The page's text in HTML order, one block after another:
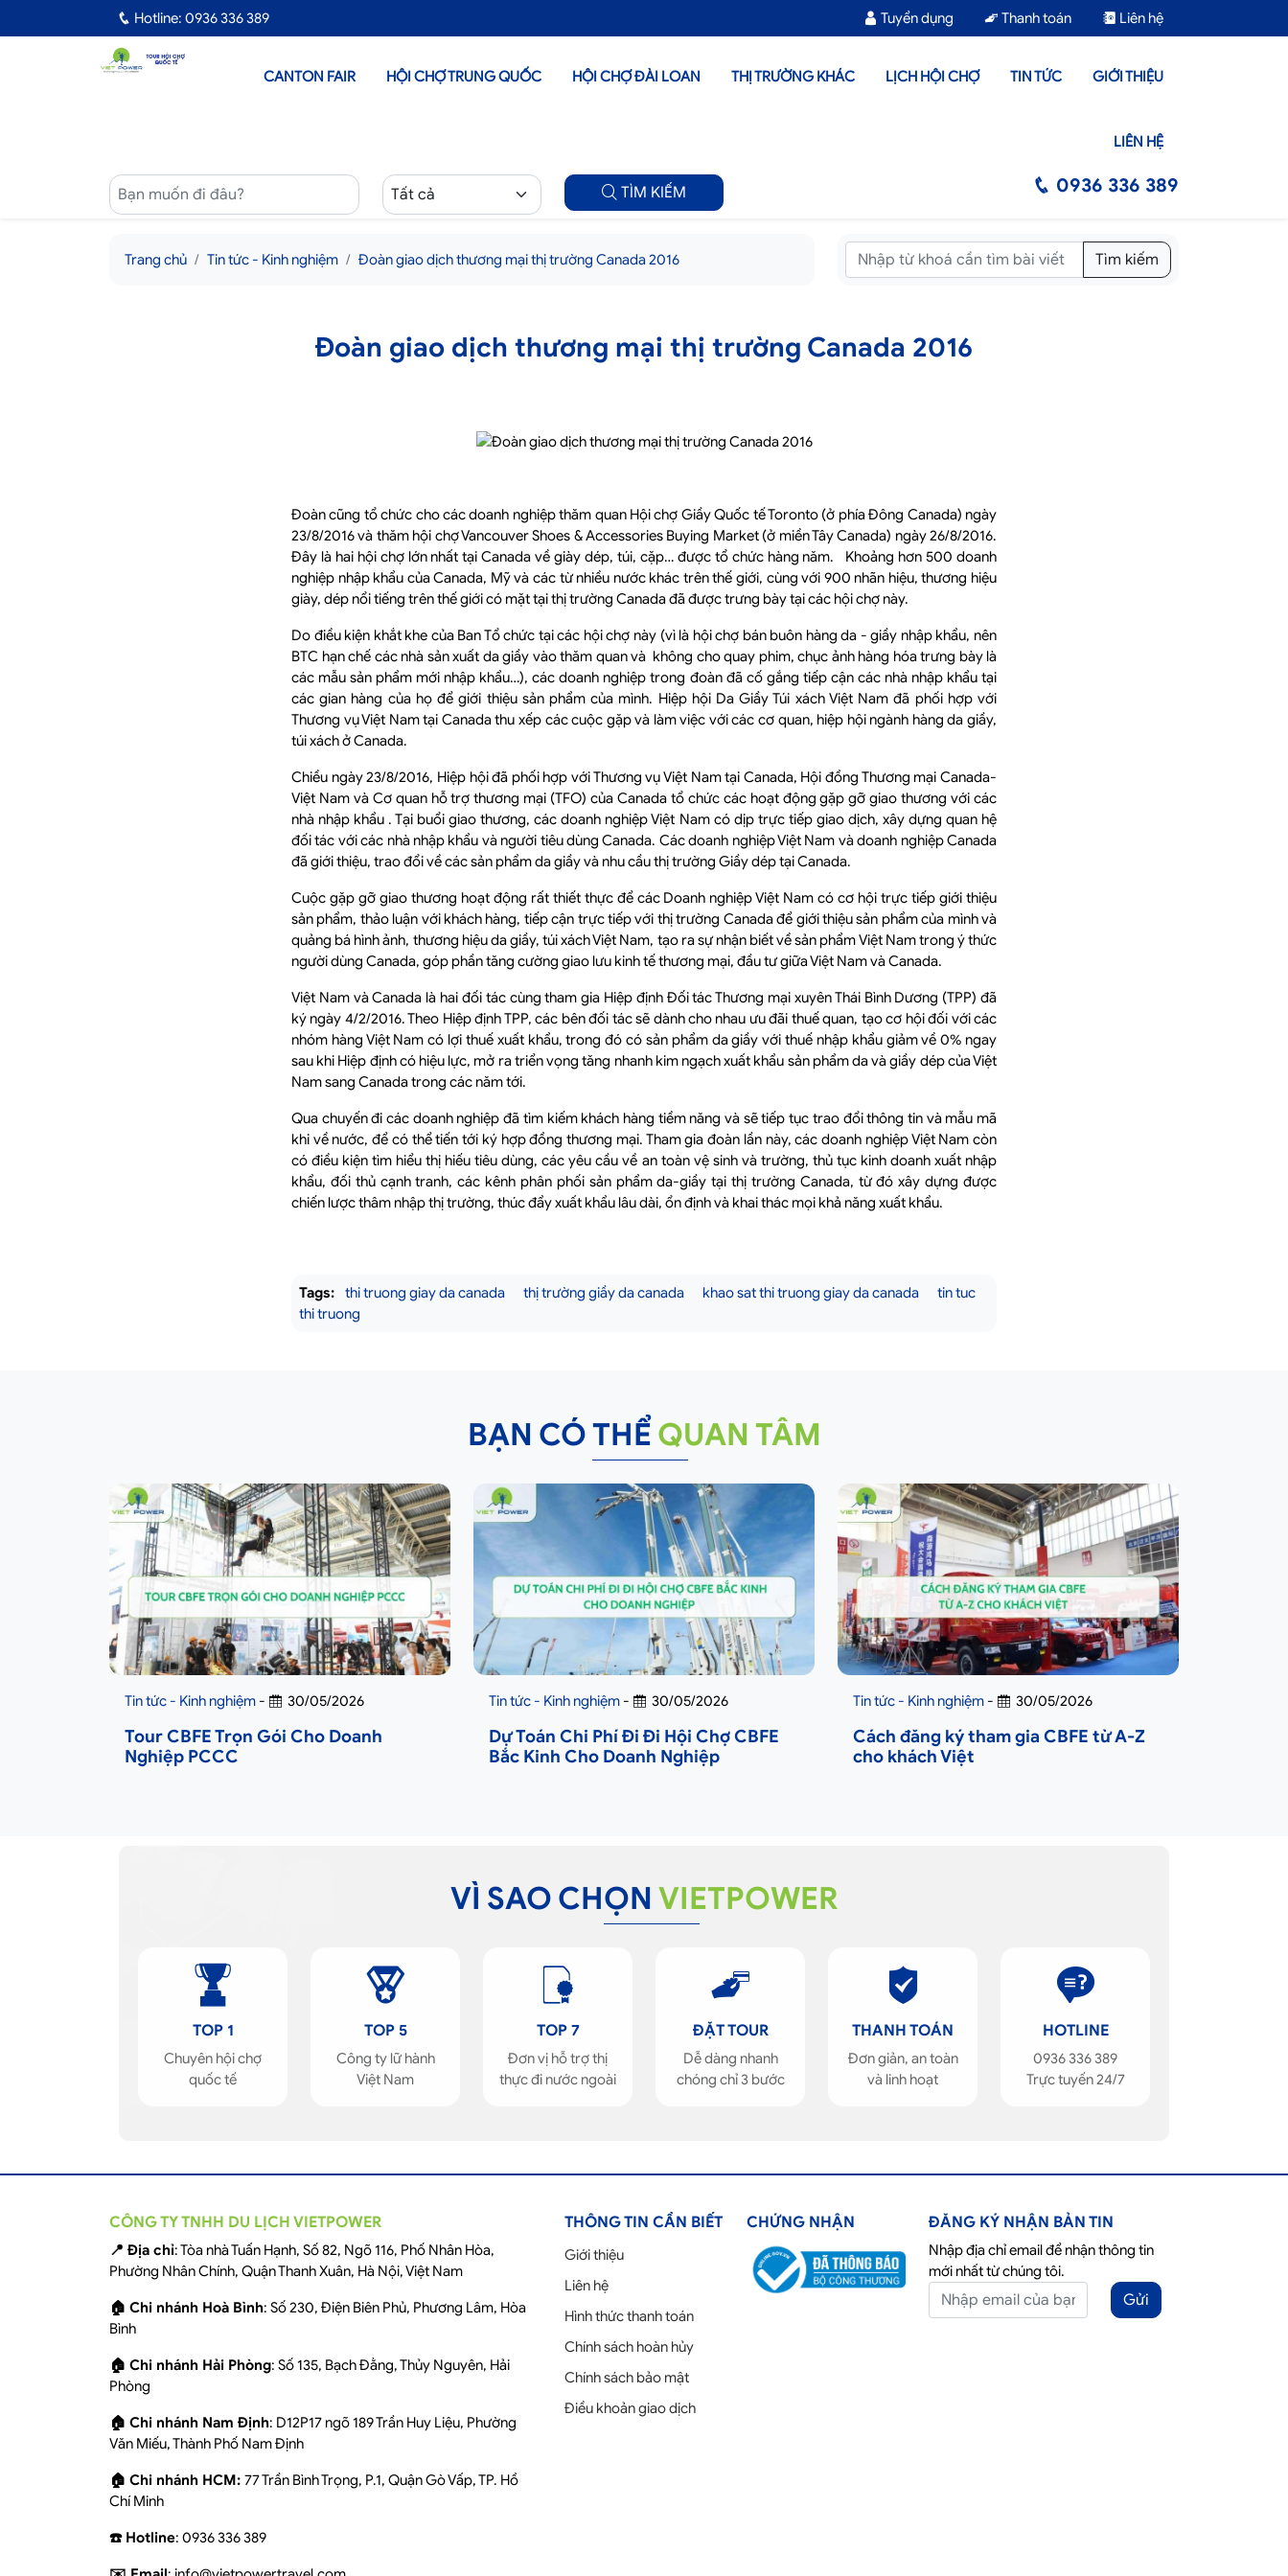
Hotline: 0936 336 389 Tuyển dụng Thanh toán Liên hệ
CANTON FAIR HỘI CHỢ TRUNG QUỐC HỘI CHỢ ĐÀI LOAN THỊ TRƯỜNG KHÁC LỊCH HỘI CHỢ TIN TỨC GIỚI THIỆU
LIÊN HỆ
TÌM KIẾM 0936 336 389
Trang chủ Tin tức - Kinh nghiệm Đoàn giao dịch thương mại thị trường Canada 2016 Tìm kiếm
Đoàn giao dịch thương mại thị trường Canada 2016
Đoàn cũng tổ chức cho các doanh nghiệp thăm quan Hội chợ Giầy Quốc tế Toronto (ở phía Đông Canada) ngày
23/8/2016 và thăm hội chợ Vancouver Shoes & Accessories Buying Market (ở miền Tây Canada) ngày 26/8/2016.
Đây là hai hội chợ lớn nhất tại Canada về giày dép, túi, cặp… được tổ chức hàng năm. Khoảng hơn 500 doanh
nghiệp nhập khẩu của Canada, Mỹ và các từ nhiều nước khác trên thế giới, cùng với 900 nhãn hiệu, thương hiệu
giày, dép nổi tiếng trên thế giới có mặt tại thị trường Canada đã được trưng bày tại các hội chợ này.
Do điều kiện khắt khe của Ban Tổ chức tại các hội chợ này (vì là hội chợ bán buôn hàng da - giầy nhập khẩu, nên
BTC hạn chế các nhà sản xuất da giầy vào thăm quan và không cho quay phim, chục ảnh hàng hóa trưng bày là
các mẫu sản phẩm mới nhập khẩu…), các doanh nghiệp trong đoàn đã cố gắng tiếp cận các nhà nhập khẩu tại
các gian hàng của họ để giới thiệu sản phẩm của mình. Hiệp hội Da Giầy Túi xách Việt Nam đã phối hợp với
Thương vụ Việt Nam tại Canada thu xếp các cuộc gặp và làm việc với các cơ quan, hiệp hội ngành hàng da giầy,
túi xách ở Canada.
Chiều ngày 23/8/2016, Hiệp hội đã phối hợp với Thương vụ Việt Nam tại Canada, Hội đồng Thương mại Canada-
Việt Nam và Cơ quan hỗ trợ thương mại (TFO) của Canada tổ chức các hoạt động gặp gỡ giao thương với các
nhà nhập khẩu . Tại buổi giao thương, các doanh nghiệp Việt Nam có dịp trực tiếp giao dịch, xây dựng quan hệ
đối tác với các nhà nhập khẩu và người tiêu dùng Canada. Các doanh nghiệp Việt Nam và doanh nghiệp Canada
đã giới thiệu, trao đổi về các sản phẩm da giầy và nhu cầu thị trường Giầy dép tại Canada.
Cuộc gặp gỡ giao thương hoạt động rất thiết thực để các Doanh nghiệp Việt Nam có cơ hội trực tiếp giới thiệu
sản phẩm, thảo luận với khách hàng, tiếp cận trực tiếp với thị trường Canada để giới thiệu sản phẩm của mình và
quảng bá hình ảnh, thương hiệu da giầy, túi xách Việt Nam, tạo ra sự nhận biết về sản phẩm Việt Nam trong ý thức
người dùng Canada, góp phần tăng cường giao lưu kinh tế thương mại, đầu tư giữa Việt Nam và Canada.
Việt Nam và Canada là hai đối tác cùng tham gia Hiệp định Đối tác Thương mại xuyên Thái Bình Dương (TPP) đã
ký ngày 4/2/2016. Theo Hiệp định TPP, các bên đối tác sẽ dành cho nhau ưu đãi thuế quan, tạo cơ hội đối với các
nhóm hàng Việt Nam có lợi thuế xuất khẩu, trong đó có sản phẩm da giầy với thuế nhập khẩu giảm về 0% ngay
sau khi Hiệp định có hiệu lực, mở ra triển vọng tăng nhanh kim ngạch xuất khẩu sản phẩm da và giầy dép của Việt
Nam sang Canada trong các năm tới.
Qua chuyến đi các doanh nghiệp đã tìm kiếm khách hàng tiềm năng và sẽ tiếp tục trao đổi thông tin và mẫu mã
khi về nước, để có thể tiến tới ký hợp đồng thương mại. Tham gia đoàn lần này, các doanh nghiệp Việt Nam còn
có điều kiện tìm hiểu thị hiếu tiêu dùng, các yêu cầu về an toàn vệ sinh và trường, thủ tục kinh doanh xuất nhập
khẩu, đối thủ cạnh tranh, các kênh phân phối sản phẩm da-giầy tại thị trường Canada, từ đó xây dựng được
chiến lược thâm nhập thị trường, thúc đẩy xuất khẩu lâu dài, ổn định và khai thác mọi khả năng xuất khẩu.
Tags: thi truong giay da canada thị trường giầy da canada khao sat thi truong giay da canada
tin tuc
thi truong
BẠN CÓ THỂ QUAN TÂM
Tin tức - Kinh nghiệm - 30/05/2026
Tour CBFE Trọn Gói Cho Doanh
Nghiệp PCCC
Tin tức - Kinh nghiệm - 30/05/2026
Dự Toán Chi Phí Đi Đi Hội Chợ CBFE
Bắc Kinh Cho Doanh Nghiệp
Tin tức - Kinh nghiệm - 30/05/2026
Cách đăng ký tham gia CBFE từ A-Z
cho khách Việt
VÌ SAO CHỌN VIETPOWER
TOP 1
Chuyên hội chợ
quốc tế
TOP 5
Công ty lữ hành
Việt Nam
TOP 7
Đơn vị hỗ trợ thị
thực đi nước ngoài
ĐẶT TOUR
Dễ dàng nhanh
chóng chỉ 3 bước
THANH TOÁN
Đơn giản, an toàn
và linh hoạt
HOTLINE
0936 336 389
Trực tuyến 24/7
CÔNG TY TNHH DU LỊCH VIETPOWER
📍 Địa chỉ: Tòa nhà Tuấn Hạnh, Số 82, Ngõ 116, Phố Nhân Hòa,
Phường Nhân Chính, Quận Thanh Xuân, Hà Nội, Việt Nam
🏠 Chi nhánh Hoà Bình: Số 230, Điện Biên Phủ, Phương Lâm, Hòa
Bình
🏠 Chi nhánh Hải Phòng: Số 135, Bạch Đằng, Thủy Nguyên, Hải
Phòng
🏠 Chi nhánh Nam Định: D12P17 ngõ 189 Trần Huy Liệu, Phường
Văn Miếu, Thành Phố Nam Định
🏠 Chi nhánh HCM: 77 Trần Bình Trọng, P.1, Quận Gò Vấp, TP. Hồ
Chí Minh
☎️ Hotline: 0936 336 389
THÔNG TIN CẦN BIẾT
Giới thiệu
Liên hệ
Hình thức thanh toán
Chính sách hoàn hủy
Chính sách bảo mật
Điều khoản giao dịch
CHỨNG NHẬN ĐĂNG KÝ NHẬN BẢN TIN
Nhập địa chỉ email để nhận thông tin
mới nhất từ chúng tôi.
Gửi